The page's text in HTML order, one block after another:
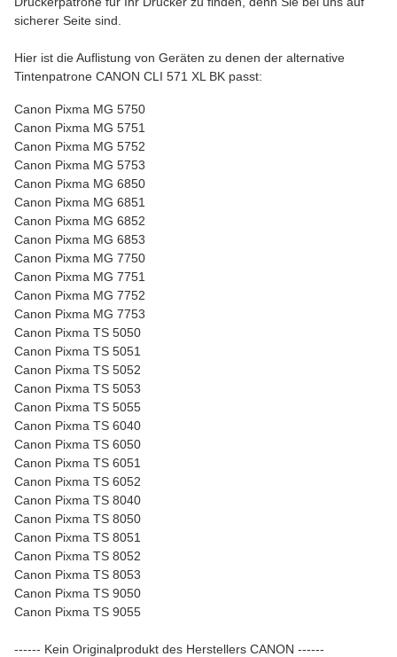
sicherer Seite sind.
Hier ist die Auflistung von Geräten zu denen der alternative
Tintenpatrone CANON CLI 571 XL BK passt:
Canon Pixma MG 5750
Canon Pixma MG 5751
Canon Pixma MG 5752
Canon Pixma MG 5753
Canon Pixma MG 6850
Canon Pixma MG 6851
Canon Pixma MG 6852
Canon Pixma MG 6853
Canon Pixma MG 7750
Canon Pixma MG 7751
Canon Pixma MG 7752
Canon Pixma MG 7753
Canon Pixma TS 5050
Canon Pixma TS 5051
Canon Pixma TS 5052
Canon Pixma TS 5053
Canon Pixma TS 5055
Canon Pixma TS 6040
Canon Pixma TS 6050
Canon Pixma TS 6051
Canon Pixma TS 6052
Canon Pixma TS 8040
Canon Pixma TS 8050
Canon Pixma TS 8051
Canon Pixma TS 8052
Canon Pixma TS 8053
Canon Pixma TS 9050
Canon Pixma TS 9055
------ Kein Originalprodukt des Herstellers CANON ------